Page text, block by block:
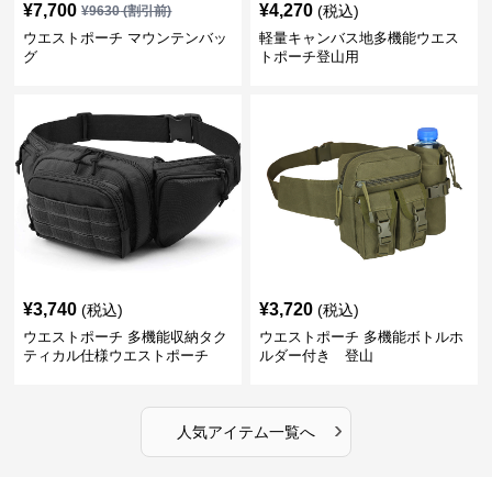
¥7,700 ¥9630(割引前)
ウエストポーチ マウンテンバッ
グ
¥4,270 (税込)
軽量キャンバス地多機能ウエス
トポーチ登山用
¥3,740 (税込)
ウエストポーチ 多機能収納タク
ティカル仕様ウエストポーチ
¥3,720 (税込)
ウエストポーチ 多機能ボトルホ
ルダー付き 登山
人気アイテム一覧へ ›